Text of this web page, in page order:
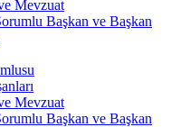
Mevzuat
Başkan ve Başkan
Mevzuat
Başkan ve Başkan